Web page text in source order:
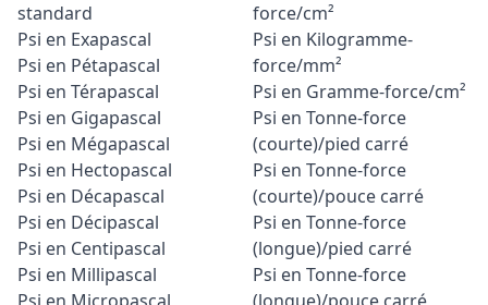
standard
Psi en Exapascal
Psi en Pétapascal
Psi en Térapascal
Psi en Gigapascal
Psi en Mégapascal
Psi en Hectopascal
Psi en Décapascal
Psi en Décipascal
Psi en Centipascal
Psi en Millipascal
force/cm²
Psi en Kilogramme-
force/mm²
Psi en Gramme-force/cm²
Psi en Tonne-force
(courte)/pied carré
Psi en Tonne-force
(courte)/pouce carré
Psi en Tonne-force
(longue)/pied carré
Psi en Tonne-force